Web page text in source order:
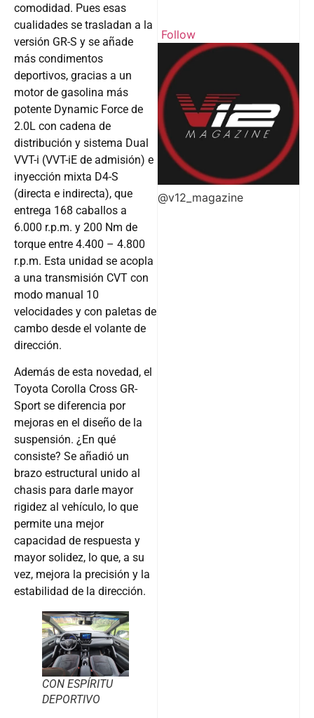
comodidad. Pues esas
cualidades se trasladan a la
versión GR-S y se añade
más condimentos
deportivos, gracias a un
motor de gasolina más
potente Dynamic Force de
2.0L con cadena de
distribución y sistema Dual
VVT-i (VVT-iE de admisión) e
inyección mixta D4-S
(directa e indirecta), que
entrega 168 caballos a
6.000 r.p.m. y 200 Nm de
torque entre 4.400 – 4.800
r.p.m. Esta unidad se acopla
a una transmisión CVT con
modo manual 10
velocidades y con paletas de
cambo desde el volante de
dirección.
Además de esta novedad, el
Toyota Corolla Cross GR-
Sport se diferencia por
mejoras en el diseño de la
suspensión. ¿En qué
consiste? Se añadió un
brazo estructural unido al
chasis para darle mayor
rigidez al vehículo, lo que
permite una mejor
capacidad de respuesta y
mayor solidez, lo que, a su
vez, mejora la precisión y la
estabilidad de la dirección.
CON ESPÍRITU
DEPORTIVO
Follow
@v12_magazine